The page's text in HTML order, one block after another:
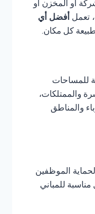
أو المخزن أو
تعمل أفضل أي
كل مكان.
للمساحات
والممتلكات،
والمناطق
الموظفين
للمباني